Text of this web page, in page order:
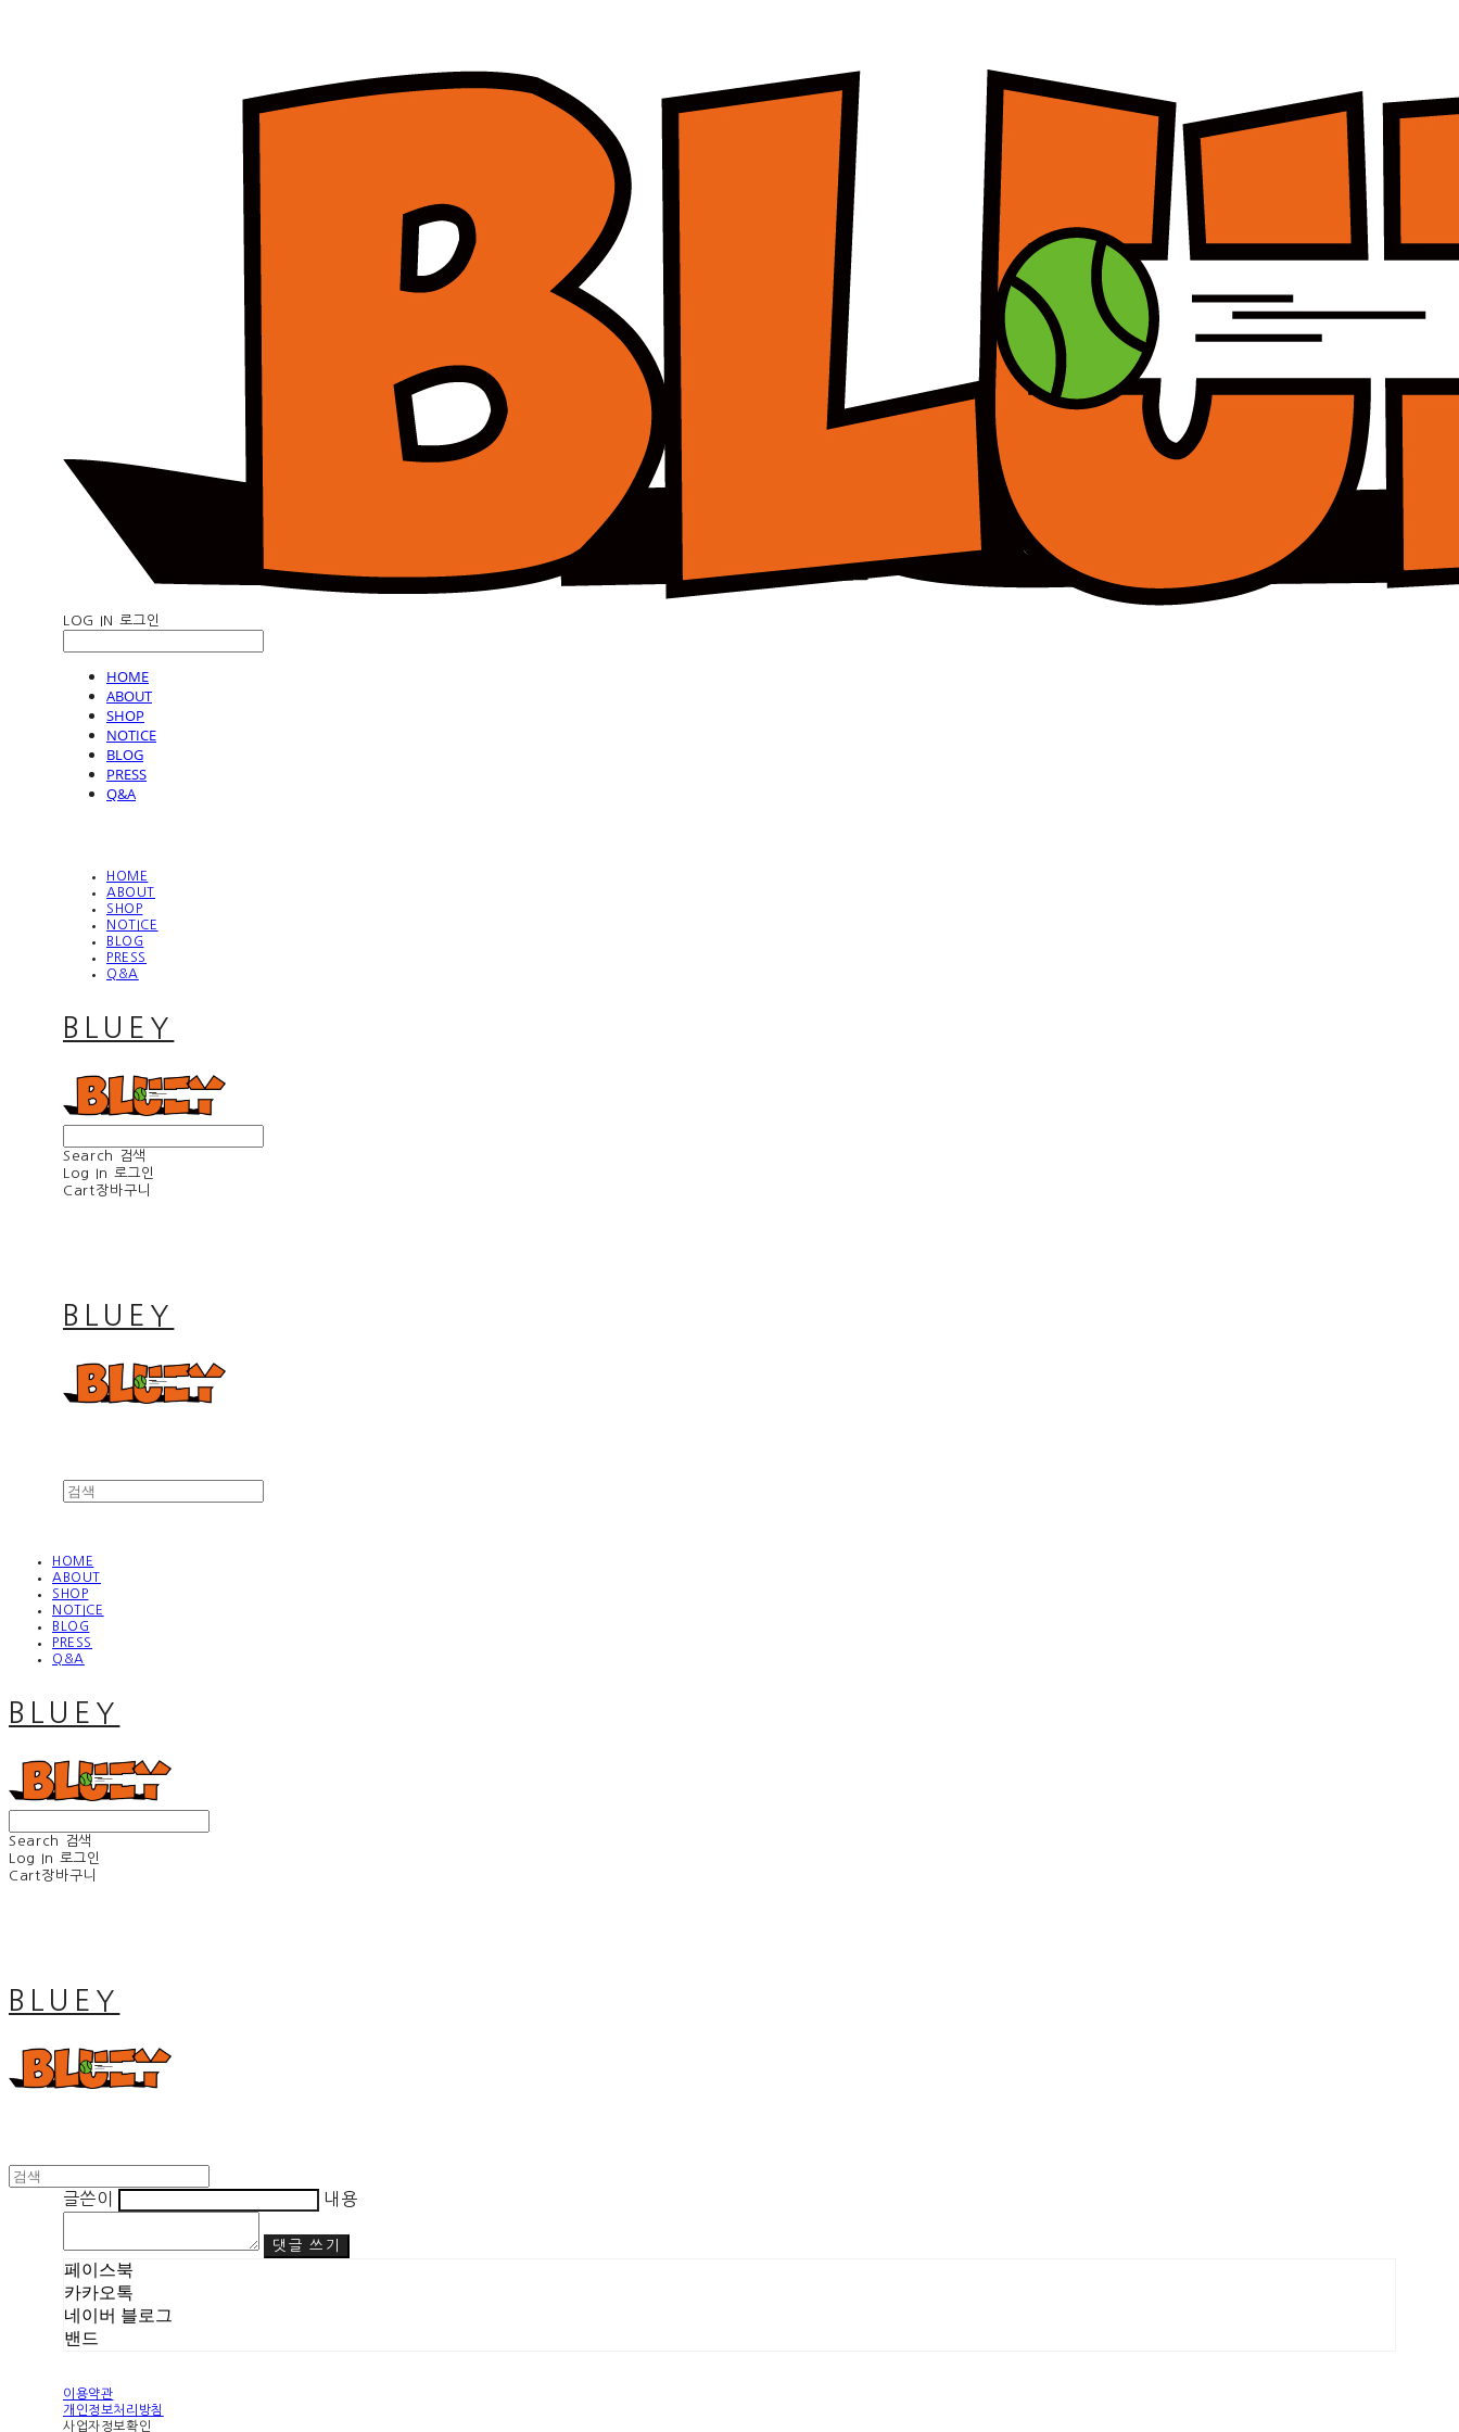
LOG IN 로그인
HOME
ABOUT
SHOP
NOTICE
BLOG
PRESS
Q&A
HOME
ABOUT
SHOP
NOTICE
BLOG
PRESS
Q&A
BLUEY
Search
검색
Log In 로그인
Cart장바구니
BLUEY
HOME
ABOUT
SHOP
NOTICE
BLOG
PRESS
Q&A
BLUEY
Search
검색
Log In 로그인
Cart장바구니
BLUEY
글쓴이 내용
댓글 쓰기
페이스북
카카오톡
네이버 블로그
밴드
이용약관
개인정보처리방침
사업자정보확인